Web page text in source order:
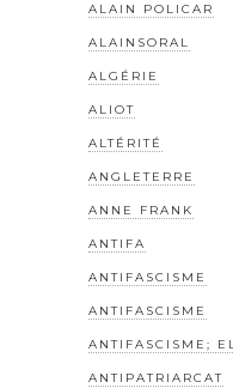
ALAIN POLICAR
ALAINSORAL
ALGÉRIE
ALIOT
ALTÉRITÉ
ANGLETERRE
ANNE FRANK
ANTIFA
ANTIFASCISME
ANTIFASCISME
ANTIFASCISME;
ANTIPATRIARCAT